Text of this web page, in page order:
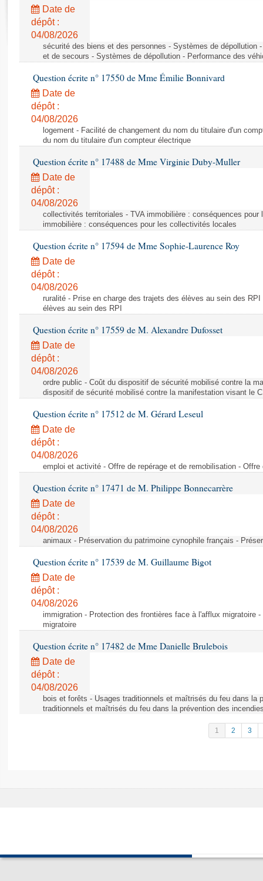
Rapports législatifs
Rapports sur l'application des lois
Baromètre de l’application des lois
Dossiers législatifs
Budget et sécurité sociale
Questions écrites et orales
Comptes rendus des débats
Date de
dépôt :
04/08/2026
sécurité des biens et des personnes - Systèmes de dépollution
et de secours - Systèmes de dépollution - Performance des
Question écrite n° 17550 de Mme Émilie Bonnivard
Date de
dépôt :
04/08/2026
logement - Facilité de changement du nom du titulaire d'un
du nom du titulaire d'un compteur électrique
Question écrite n° 17488 de Mme Virginie Duby-Muller
Date de
dépôt :
04/08/2026
collectivités territoriales - TVA immobilière : conséquences
immobilière : conséquences pour les collectivités locales
Question écrite n° 17594 de Mme Sophie-Laurence Roy
Date de
dépôt :
04/08/2026
ruralité - Prise en charge des trajets des élèves au sein des
élèves au sein des RPI
Question écrite n° 17559 de M. Alexandre Dufosset
Date de
dépôt :
04/08/2026
ordre public - Coût du dispositif de sécurité mobilisé contre la
dispositif de sécurité mobilisé contre la manifestation visant le
Question écrite n° 17512 de M. Gérard Leseul
Date de
dépôt :
04/08/2026
emploi et activité - Offre de repérage et de remobilisation -
Question écrite n° 17471 de M. Philippe Bonnecarrère
Date de
dépôt :
04/08/2026
animaux - Préservation du patrimoine cynophile français -
Question écrite n° 17539 de M. Guillaume Bigot
Date de
dépôt :
04/08/2026
immigration - Protection des frontières face à l'afflux migratoire
migratoire
Question écrite n° 17482 de Mme Danielle Brulebois
Date de
dépôt :
04/08/2026
bois et forêts - Usages traditionnels et maîtrisés du feu dans la
traditionnels et maîtrisés du feu dans la prévention des
1 2 3